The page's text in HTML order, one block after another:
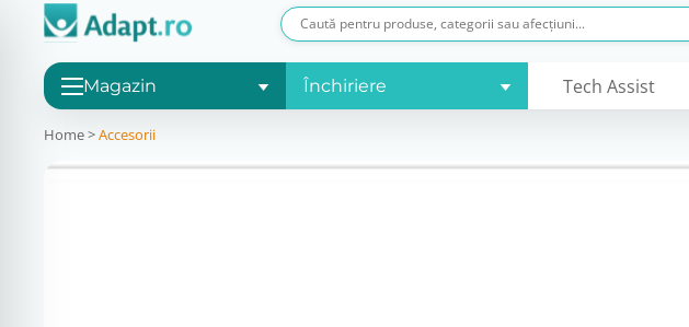
Magazin Închiriere Tech Assist
Home>Accesorii